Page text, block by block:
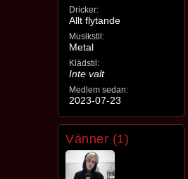
Dricker:
Allt flytande
Musikstil:
Metal
Klädstil:
Inte valt
Medlem sedan:
2023-07-23
Vänner (1)